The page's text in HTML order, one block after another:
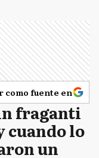
como fuente en
fraganti
cuando lo
un